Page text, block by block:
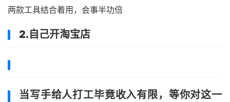
两款工具结合着用，会事半功倍
2.自己开淘宝店
当写手给人打工毕竟收入有限，等你对这一